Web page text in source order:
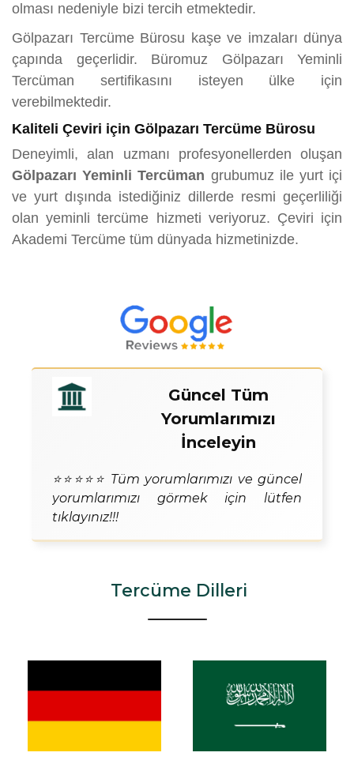
olması nedeniyle bizi tercih etmektedir.
Gölpazarı Tercüme Bürosu kaşe ve imzaları dünya
çapında geçerlidir. Büromuz Gölpazarı Yeminli
Tercüman sertifikasını isteyen ülke için
verebilmektedir.
Kaliteli Çeviri için Gölpazarı Tercüme Bürosu
Deneyimli, alan uzmanı profesyonellerden oluşan
Gölpazarı Yeminli Tercüman grubumuz ile yurt içi
ve yurt dışında istediğiniz dillerde resmi geçerliliği
olan yeminli tercüme hizmeti veriyoruz. Çeviri için
Akademi Tercüme tüm dünyada hizmetinizde.
Güncel Tüm
Yorumlarımızı
İnceleyin
⭐⭐⭐⭐⭐ Tüm yorumlarımızı ve güncel
yorumlarımızı görmek için lütfen
tıklayınız!!!
Tercüme Dilleri